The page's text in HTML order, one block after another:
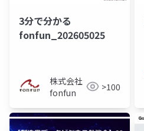
3分で分かる
fonfun_202605025
株式会社
fonfun
>100